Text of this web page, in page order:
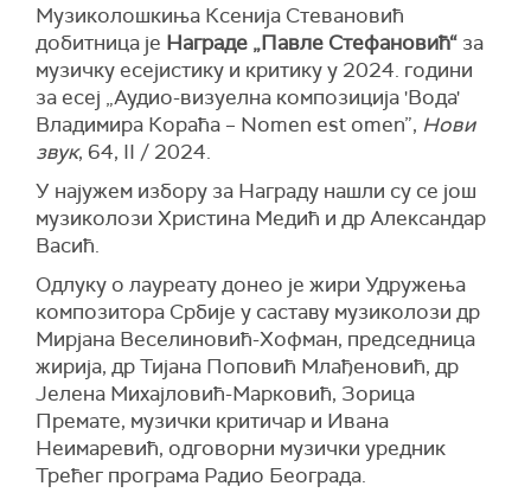
Музиколошкиња Ксенија Стевановић
добитница је Награде „Павле Стефановић“ за
музичку есејистику и критику у 2024. години
за есеј „Аудио-визуелна композиција 'Вода'
Владимира Кораћа – Nomen est omen”, Нови
звук, 64, II / 2024.
У најужем избору за Награду нашли су се још
музиколози Христина Медић и др Александар
Васић.
Одлуку о лауреату донео је жири Удружења
композитора Србије у саставу музиколози др
Мирјана Веселиновић-Хофман, председница
жирија, др Тијана Поповић Млађеновић, др
Јелена Михајловић-Марковић, Зорица
Премате, музички критичар и Ивана
Неимаревић, одговорни музички уредник
Трећег програма Радио Београда.